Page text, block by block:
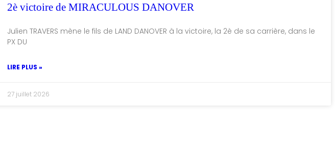
2è victoire de MIRACULOUS DANOVER
Julien TRAVERS mène le fils de LAND DANOVER à la victoire, la 2è de sa carrière, dans le
PX DU
LIRE PLUS »
27 juillet 2026